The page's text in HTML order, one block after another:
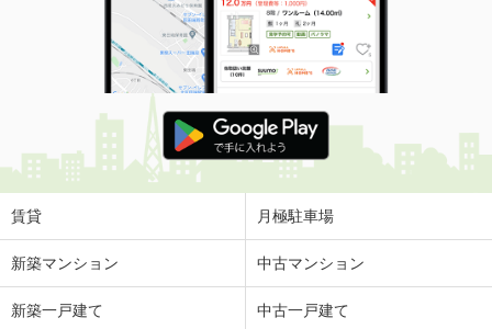
賃貸 月極駐車場
新築マンション 中古マンション
新築一戸建て 中古一戸建て